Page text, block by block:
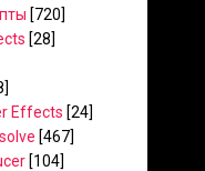
[720]
[28]
Effects [24]
[467]
[104]